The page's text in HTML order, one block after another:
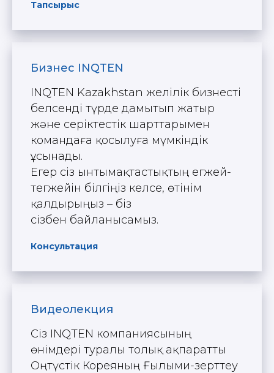
Тапсырыс
Бизнес INQTEN
INQTEN Kazakhstan желілік бизнесті
белсенді түрде дамытып жатыр
және серіктестік шарттарымен
командаға қосылуға мүмкіндік
ұсынады.
Егер сіз ынтымақтастықтың егжей-
тегжейін білгіңіз келсе, өтінім
қалдырыңыз – біз
сізбен байланысамыз.
Консультация
Видеолекция
Сіз INQTEN компаниясының
өнімдері туралы толық ақпаратты
Оңтүстік Кореяның Ғылыми-зерттеу